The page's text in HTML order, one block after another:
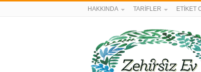
HAKKINDA TARİFLER ETİKET